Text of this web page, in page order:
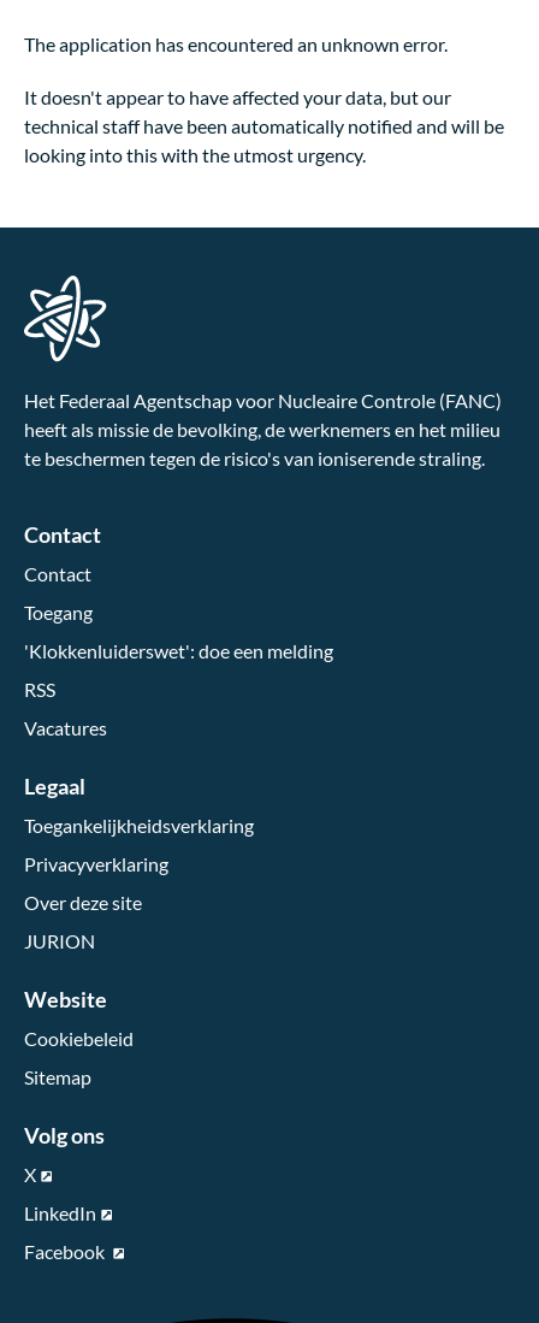
The application has encountered an unknown error.
It doesn't appear to have affected your data, but our
technical staff have been automatically notified and will be
looking into this with the utmost urgency.
Het Federaal Agentschap voor Nucleaire Controle (FANC)
heeft als missie de bevolking, de werknemers en het milieu
te beschermen tegen de risico's van ioniserende straling.
Contact
Contact
Toegang
'Klokkenluiderswet': doe een melding
RSS
Vacatures
Legaal
Toegankelijkheidsverklaring
Privacyverklaring
Over deze site
JURION
Website
Cookiebeleid
Sitemap
Volg ons
X
LinkedIn
Facebook